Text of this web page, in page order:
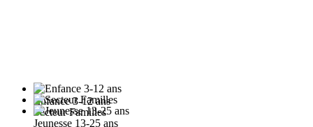
Enfance 3-12 ans
Secteur Familles
Jeunesse 13-25 ans